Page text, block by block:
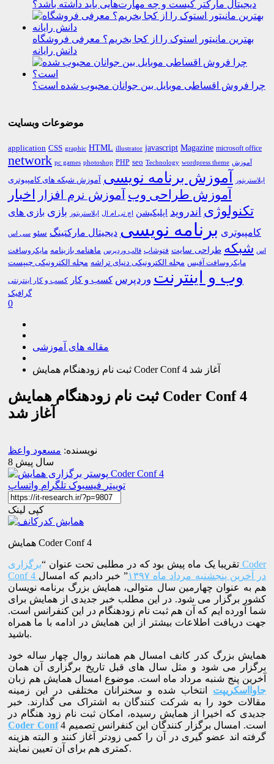
دیجیتال مارکتر کیست و چه مهارت‌هایی باید داشته باشد؟
بهترین مانیتور استوک را از کجا بخریم؟ معرفی فروشگاه
دانش رایانه
چرا فروش اقساطی موبایل بین جوانان محبوب شده است؟
موضوعات وبسایت
application CSS graphic HTML illustrator javascript Magazine microsoft office
network pc games photoshop PHP seo Technology wordpress theme آموزش
ایلاستریتور آموزش برنامه نویسی آموزش شبکه های کامپیوتری
آموزش طراحی وب آموزش نرم افزار اخبار
تکنولوژی اندروید اپلیکیشن اچ تی ام ال ایلاستریتور بازی بازی های
کامپیوتری برنامه نویسی دیجیتال مارکتینگ سئو سی اس
اس شبکه طراحی سایت فتوشاپ قالب وردپرس ماهنامه بازینامه مایکروسافت
مایکروسافت آفیس مجله الکترونیکی دنیای تراشه مجله الکترونیکی چیپست
وب و اینترنت وردپرس کسب و کار کسب و کار اینترنتی
گرافیک
0
مقاله های آموزشی
ثبت نام زودهنگام همایش Coder Conf 4 آغاز شد
ثبت نام زودهنگام همایش Coder Conf 4
آغاز شد
نویسنده: مسعود واعظ
8 سال پیش
توییتر فیسبوک تلگرام واتساپ
کپی لینک
همایش Coder Conf 4
تقریبا یک ماه پیش بود که در مطلبی تحت عنوان “برگزاری Coder
Conf 4 در آخرین پنجشنبه مرداد ماه ۱۳۹۷
” خبر دادیم که امسال
هم به عنوان چهارمین سال متوالی، همایش بزرگ برنامه نویسان
کشور برگزار می شود. در این مطلب خبر جدیدی از همایش برای
شما آورده ایم که آن هم ثبت نام زودهنگام در این کنفرانس است.
جهت دریافت اطلاعات بیشتر از این همایش در ادامه با ما همراه
باشید.
همایش بزرگ کدر کانف امسال هم همانند روال چهار ساله خود
برگزار می شود و مثل سال های قبل تاریخ برگزاری آن همان
آخرین پنج شنبه مرداد ماه است. موضوع امسال همایش هم زبان
جاوااسکریپت انتخاب شده و سخنرانان مختلفی در این زمینه
مقالات خود را به شرکت کنندگان به اشتراک می گذارند. خبر
جدیدی که اخیرا از همایش رسیده، امکان ثبت نام زود هنگام در
Coder Conf4 است. امسال برگزار کنندگان این کنفرانس تصمیم
گرفته اند عضو گیری در آن را کمی زودتر آغاز کنند و البته هزینه
کمتری هم برای آن تعیین نمایند.